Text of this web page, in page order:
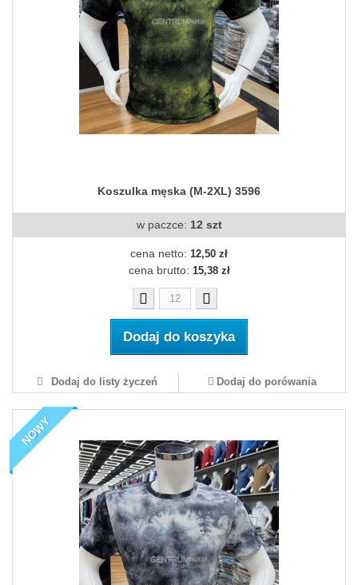
Koszulka męska (M-2XL) 3596
w paczce: 12 szt
cena netto: 12,50 zł
cena brutto: 15,38 zł
Dodaj do koszyka
Dodaj do listy życzeń Dodaj do porówania
NOWY